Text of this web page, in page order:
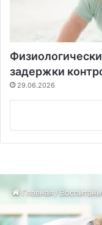
задержки
29.06.2026